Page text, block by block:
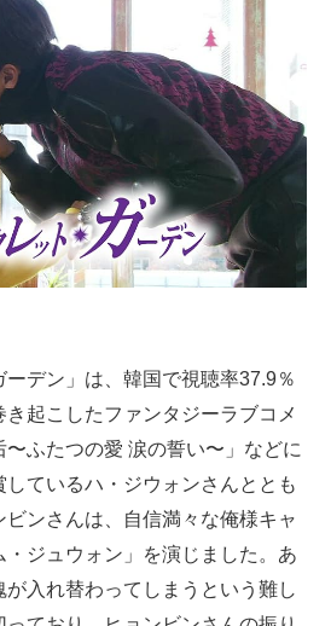
デン」は、韓国で視聴率37.9％
起こしたファンタジーラブコメ
ふたつの愛 涙の誓い〜」などに
ているハ・ジウォンさんととも
ンさんは、自信満々な俺様キャ
ジュウォン」を演じました。あ
が入れ替わってしまうという難し